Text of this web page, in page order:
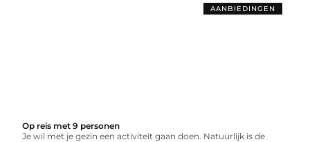
AANBIEDINGEN
Op reis met 9 personen
Je wil met je gezin een activiteit gaan doen. Natuurlijk is de